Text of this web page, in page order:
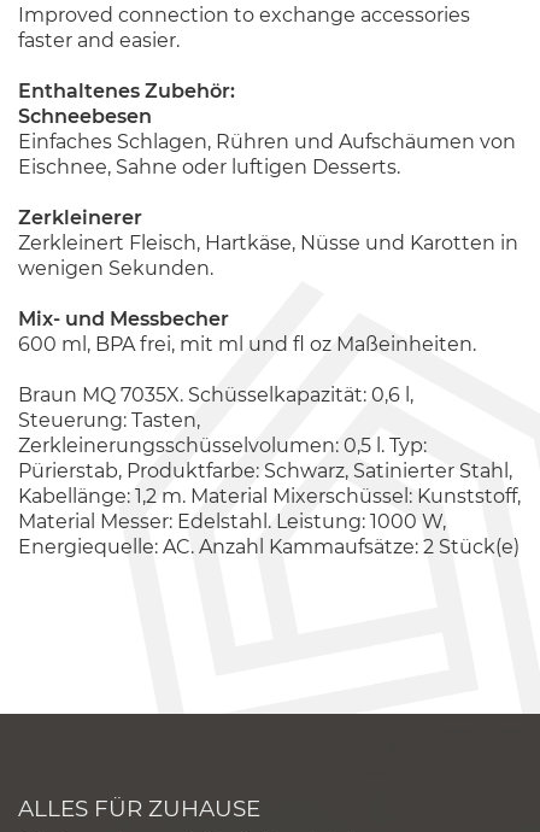
Improved connection to exchange accessories
faster and easier.
Enthaltenes Zubehör:
Schneebesen
Einfaches Schlagen, Rühren und Aufschäumen von
Eischnee, Sahne oder luftigen Desserts.
Zerkleinerer
Zerkleinert Fleisch, Hartkäse, Nüsse und Karotten in
wenigen Sekunden.
Mix- und Messbecher
600 ml, BPA frei, mit ml und fl oz Maßeinheiten.
Braun MQ 7035X. Schüsselkapazität: 0,6 l,
Steuerung: Tasten,
Zerkleinerungsschüsselvolumen: 0,5 l. Typ:
Pürierstab, Produktfarbe: Schwarz, Satinierter Stahl,
Kabellänge: 1,2 m. Material Mixerschüssel: Kunststoff,
Material Messer: Edelstahl. Leistung: 1000 W,
Energiequelle: AC. Anzahl Kammaufsätze: 2 Stück(e)
ALLES FÜR ZUHAUSE